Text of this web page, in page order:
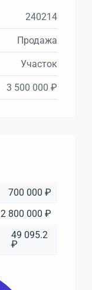
240214
Продажа
Участок
3 500 000 ₽
700 000 ₽
2 800 000 ₽
49 095.2
₽